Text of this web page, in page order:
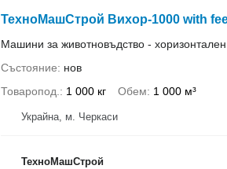
ТехноМашСтрой Вихор-1000 with
Машини за животновъдство -
Състояние
нов
Товаропод.
1 000 кг Обем 1 000 м³
Украйна, м. Черкаси
ТехноМашСтрой